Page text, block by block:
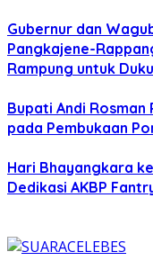
Gubernur dan
Pangkajene-
Rampung untuk
Bupati Andi
pada Pembukaan
Hari Bhayangkara
Dedikasi AKBP